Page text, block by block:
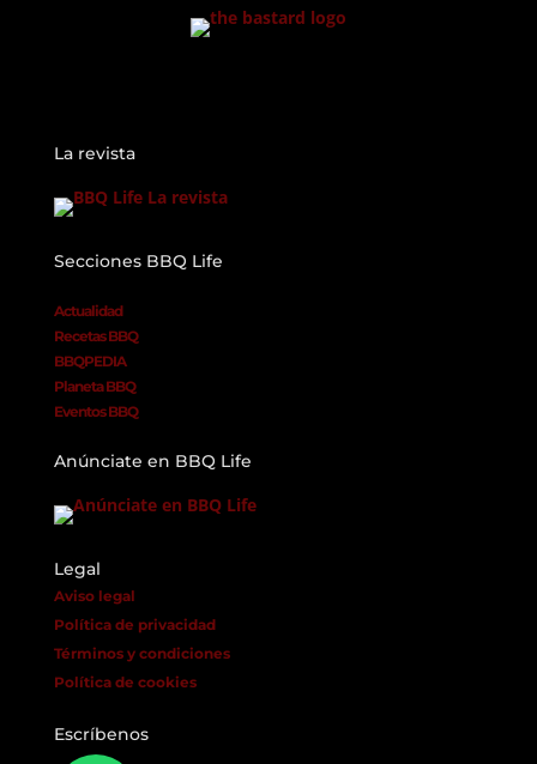
La revista
Secciones BBQ Life
Actualidad
Recetas BBQ
BBQPEDIA
Planeta BBQ
Eventos BBQ
Anúnciate en BBQ Life
Legal
Aviso legal
Política de privacidad
Términos y condiciones
Política de cookies
Escríbenos